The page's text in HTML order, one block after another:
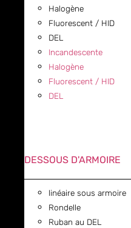
Halogène
Fluorescent / HID
DEL
Incandescente
Halogène
Fluorescent / HID
DEL
DESSOUS D'ARMOIRE
linéaire sous armoire
Rondelle
Ruban au DEL